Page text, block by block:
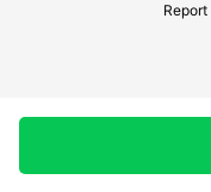
Report